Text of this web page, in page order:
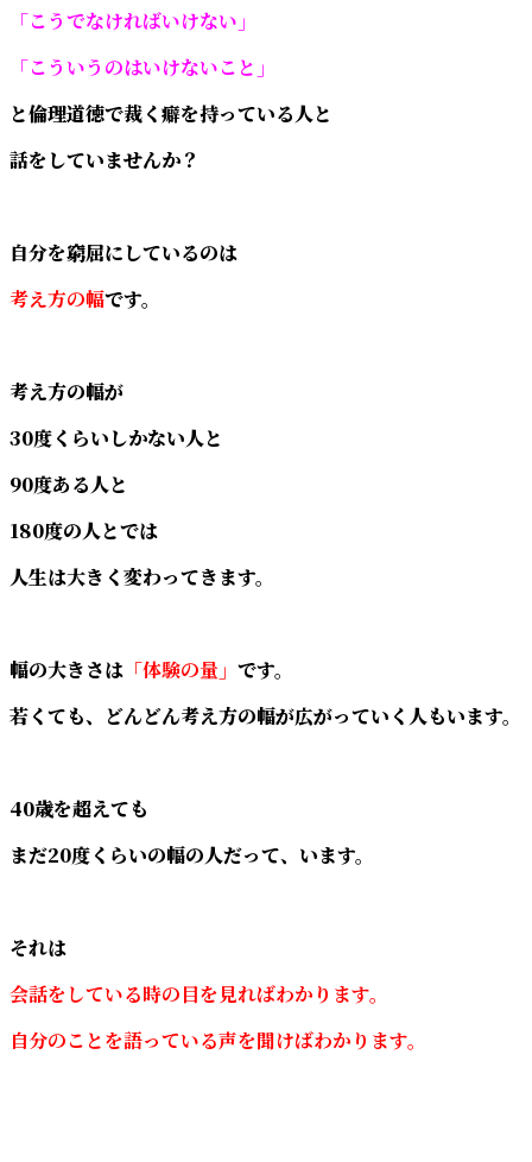
「こうでなければいけない」
「こういうのはいけないこと」
と倫理道徳で裁く癖を持っている人と
話をしていませんか？
自分を窮屈にしているのは
考え方の幅です。
考え方の幅が
30度くらいしかない人と
90度ある人と
180度の人とでは
人生は大きく変わってきます。
幅の大きさは 「体験の量」 です。
若くても、どんどん考え方の幅が広がっていく人もいます。
40歳を超えても
まだ20度くらいの幅の人だって、います。
それは
会話をしている時の目を見ればわかります。
自分のことを語っている声を聞けばわかります。